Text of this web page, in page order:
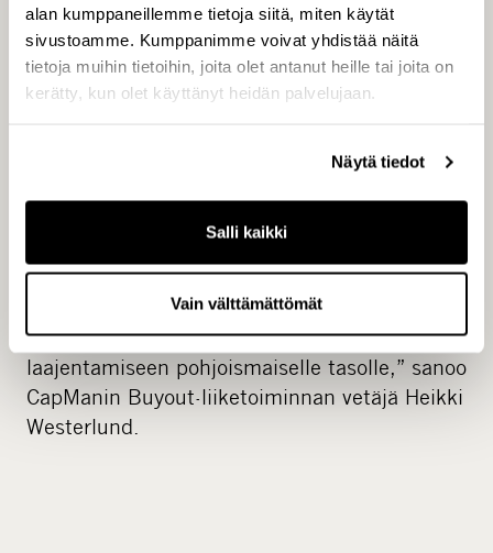
alan kumppaneillemme tietoja siitä, miten käytät
sivustoamme. Kumppanimme voivat yhdistää näitä
tietoja muihin tietoihin, joita olet antanut heille tai joita on
kerätty, kun olet käyttänyt heidän palvelujaan.
Näytä tiedot
Salli kaikki
Vain välttämättömät
”Toteutetut sijoitusammattilaisten rekrytoinnit
kanssa vahvistavat oleellisesti CapManin
sijoitusmahdollisuuksiamme. Lisäksi se antaa
aiempaa paremmat edellytykset olemassa
olevien kohdeyritystemme liiketoiminnan
laajentamiseen pohjoismaiselle tasolle,” sanoo
CapManin Buyout-liiketoiminnan vetäjä Heikki
Westerlund.